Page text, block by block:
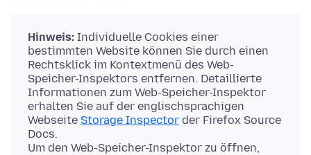
Hinweis: Individuelle Cookies einer
bestimmten Website können Sie durch einen
Rechtsklick im Kontextmenü des Web-
Speicher-Inspektors entfernen. Detaillierte
Informationen zum Web-Speicher-Inspektor
erhalten Sie auf der englischsprachigen
Webseite Storage Inspector der Firefox Source
Docs.
Um den Web-Speicher-Inspektor zu öffnen,